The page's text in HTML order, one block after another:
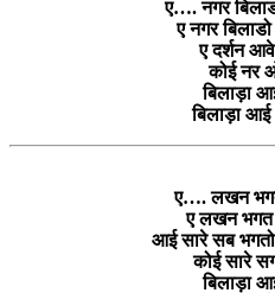
ए…. नगर
ए नगर
ए दर्शन
कोई नर
बिलाड़ा
बिलाड़ा
ए…. लखन
ए लखन भगत
आई सारे सब
कोई सारे
बिलाड़ा